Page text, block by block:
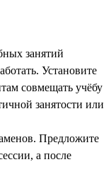
занятий
Установите
совмещать учёбу
занятости или
Предложите
а после